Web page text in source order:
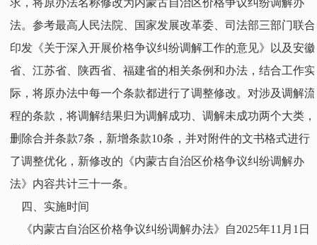
求，将原办法名称修改为内蒙古自治区价格争议纠纷调解办
法。参考最高人民法院、国家发展改革委、司法部三部门联合
印发《关于深入开展价格争议纠纷调解工作的意见》以及安徽
省、江苏省、陕西省、福建省的相关条例和办法，结合工作实
际，将原办法中每一个条款都进行了调整修改。对涉及调解流
程的条款，将调解结果归为调解成功、调解未成功两个大类，
删除合并条款7条，新增条款10条，并对附件的文书格式进行
了调整优化，新修改的《内蒙古自治区价格争议纠纷调解办
法》内容共计三十一条。
四、实施时间
《内蒙古自治区价格争议纠纷调解办法》自2025年11月1日